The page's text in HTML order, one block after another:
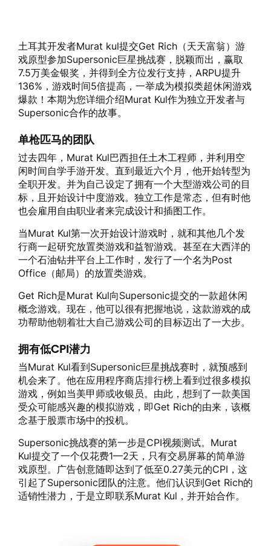
土耳其开发者Murat kul提交Get Rich（天天富翁）游
戏原型参加Supersonic巨星挑战赛，脱颖而出，赢取
7.5万美金银奖，并得到全方位发行支持，ARPU提升
136%，游戏时间5倍提高，一举成为模拟类超休闲游戏
爆款！本期为您详细介绍Murat Kul作为独立开发者与
Supersonic合作的故事。
单枪匹马的团队
过去四年，Murat Kul巴西担任土木工程师，并利用空
闲时间自学手游开发。直到最近六个月，他开始转型为
全职开发。并为自己设定了拥有一个大型游戏公司的目
标，且开始设计中度游戏。独立工作是常态，但有时他
也会雇用自由职业者来完成设计和插图工作。
当Murat Kul第一次开始设计游戏时，就和其他几个发
行商一起研究放置类游戏和益智游戏。甚至在大西洋的
一个石油钻井平台上工作时，发行了一个名为Post
Office（邮局）的放置类游戏。
Get Rich是Murat Kul向Supersonic提交的一款超休闲
概念游戏。现在，他可以很有把握地说，这款游戏的成
功帮助他朝着壮大自己游戏公司的目标迈出了一大步。
拥有低CPI潜力
当Murat Kul看到Supersonic巨星挑战赛时，就预感到
机会来了。他在应用程序商店排行榜上看到过很多模拟
游戏，例如当美甲师或收银员。由此，想到了一款美国
受众可能感兴趣的模拟游戏，即Get Rich的由来，该概
念基于股票市场中的投机。
Supersonic挑战赛的第一步是CPI视频测试。Murat
Kul提交了一个仅花费1—2天，只有交易屏幕的简单游
戏原型。广告创意随即达到了低至0.27美元的CPI，这
引起了Supersonic团队的注意。他们认识到Get Rich的
适销性潜力，于是立即联系Murat Kul，并开始合作。